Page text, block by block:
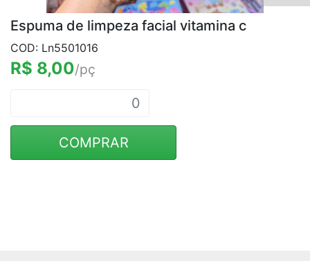
Espuma de limpeza facial vitamina c
COD: Ln5501016
R$ 8,00/pç
COMPRAR